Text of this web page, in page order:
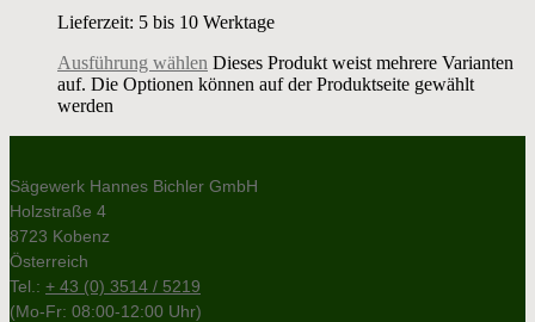
Lieferzeit: 5 bis 10 Werktage
Ausführung wählen Dieses Produkt weist mehrere Varianten
auf. Die Optionen können auf der Produktseite gewählt
werden
Sägewerk Hannes Bichler GmbH
Holzstraße 4
8723 Kobenz
Österreich
Tel.: + 43 (0) 3514 / 5219
(Mo-Fr: 08:00-12:00 Uhr)